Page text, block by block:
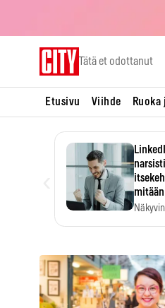
Tätä et odottanut
Etusivu Viihde
mitään